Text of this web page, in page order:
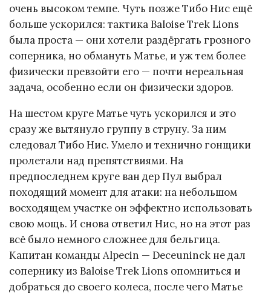
очень высоком темпе. Чуть позже Тибо Нис ещё
больше ускорился: тактика Baloise Trek Lions
была проста — они хотели раздёргать грозного
соперника, но обмануть Матье, и уж тем более
физически превзойти его — почти нереальная
задача, особенно если он физически здоров.
На шестом круге Матье чуть ускорился и это
сразу же вытянуло группу в струну. За ним
следовал Тибо Нис. Умело и технично гонщики
пролетали над препятствиями. На
предпоследнем круге ван дер Пул выбрал
походящий момент для атаки: на небольшом
восходящем участке он эффектно использовать
свою мощь. И снова ответил Нис, но на этот раз
всё было немного сложнее для бельгица.
Капитан команды Alpecin — Deceuninck не дал
сопернику из Baloise Trek Lions опомниться и
добраться до своего колеса, после чего Матье